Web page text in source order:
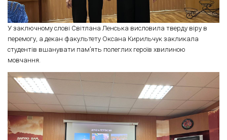
У заключному слові Світлана Ленська висловила тверду віру в
перемогу, а декан факультету Оксана Кирильчук закликала
студентів вшанувати пам’ять полеглих героїв хвилиною
мовчання.